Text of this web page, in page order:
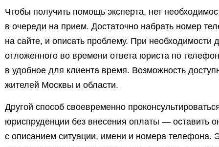
Чтобы получить помощь эксперта, нет
в очереди на прием. Достаточно набрать номер
на сайте, и описать проблему. При необходимости
отложенного во времени ответа юриста по
в удобное для клиента время. Возможность
жителей Москвы и области.
Другой способ своевременно
юриспруденции без внесения оплаты — оставить
с описанием ситуации, имени и номера телефона.